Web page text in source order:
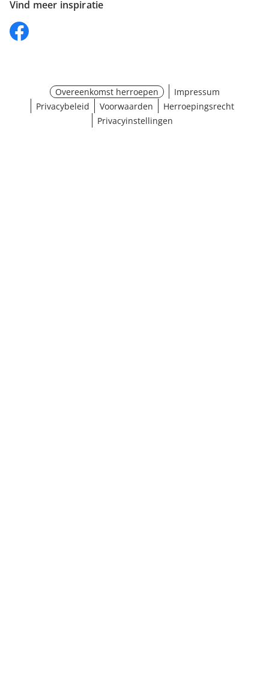
Vind meer inspiratie
Overeenkomst herroepen
Impressum
Privacybeleid
Voorwaarden
Herroepingsrecht
Privacyinstellingen